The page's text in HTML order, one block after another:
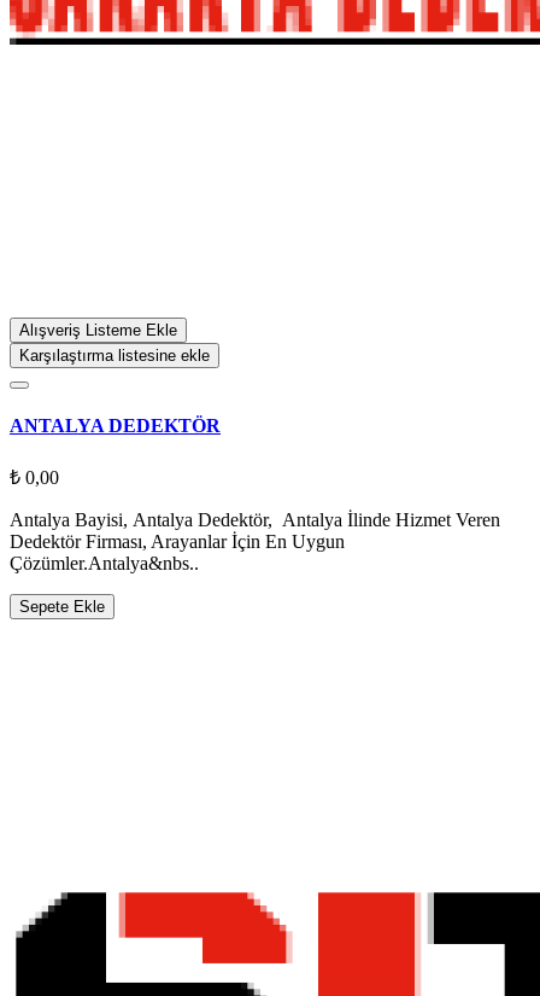
Alışveriş Listeme Ekle
Karşılaştırma listesine ekle
ANTALYA DEDEKTÖR
₺ 0,00
Antalya Bayisi, Antalya Dedektör, Antalya İlinde Hizmet Veren
Dedektör Firması, Arayanlar İçin En Uygun
Çözümler.Antalya&nbs..
Sepete Ekle